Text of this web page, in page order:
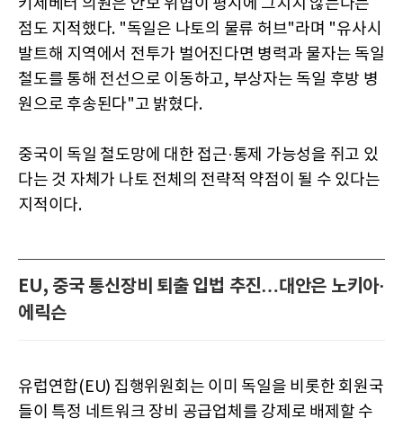
키제베터 의원은 안보 위협이 평시에 그치지 않는다는
점도 지적했다. "독일은 나토의 물류 허브"라며 "유사시
발트해 지역에서 전투가 벌어진다면 병력과 물자는 독일
철도를 통해 전선으로 이동하고, 부상자는 독일 후방 병
원으로 후송된다"고 밝혔다.
중국이 독일 철도망에 대한 접근·통제 가능성을 쥐고 있
다는 것 자체가 나토 전체의 전략적 약점이 될 수 있다는
지적이다.
EU, 중국 통신장비 퇴출 입법 추진…대안은 노키아·
에릭슨
유럽연합(EU) 집행위원회는 이미 독일을 비롯한 회원국
들이 특정 네트워크 장비 공급업체를 강제로 배제할 수